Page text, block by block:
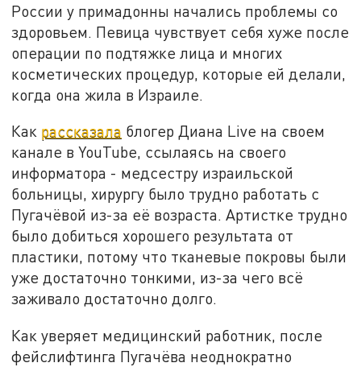
России у примадонны начались проблемы со
здоровьем. Певица чувствует себя хуже после
операции по подтяжке лица и многих
косметических процедур, которые ей делали,
когда она жила в Израиле.
Как рассказала блогер Диана Live на своем
канале в YouTube, ссылаясь на своего
информатора - медсестру израильской
больницы, хирургу было трудно работать с
Пугачёвой из-за её возраста. Артистке трудно
было добиться хорошего результата от
пластики, потому что тканевые покровы были
уже достаточно тонкими, из-за чего всё
заживало достаточно долго.
Как уверяет медицинский работник, после
фейслифтинга Пугачёва неоднократно